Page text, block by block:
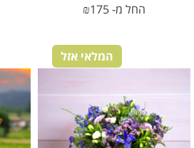
החל מ- ₪175
המלאי אזל